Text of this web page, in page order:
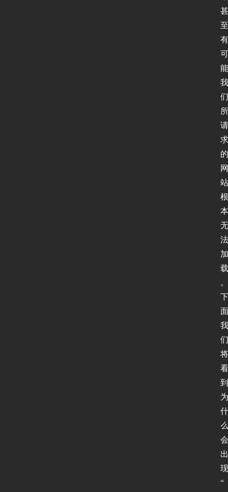
甚
至
有
可
能
我
们
所
请
求
的
网
站
根
本
无
法
加
载
。
下
面
我
们
将
看
到
为
什
么
会
出
现
“